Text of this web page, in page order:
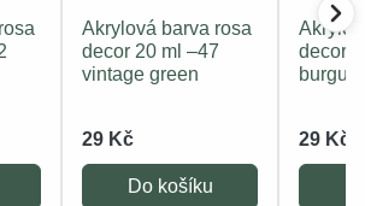
Akrylová barva rosa
decor 20 ml –47
vintage green
29 Kč
Do košíku
decor
29 Kč